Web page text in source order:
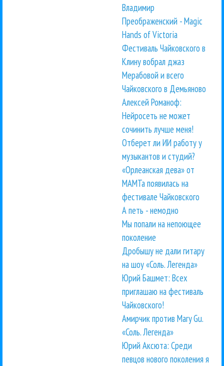
Владимир
Преображенский - Magic
Hands of Victoria
Фестиваль Чайковского в
Клину вобрал джаз
Мерабовой и всего
Чайковского в Демьяново
Алексей Романоф:
Нейросеть не может
сочинить лучше меня!
Отберет ли ИИ работу у
музыкантов и студий?
«Орлеанская дева» от
МАМТа появилась на
фестивале Чайковского
А петь - немодно
Мы попали на непоющее
поколение
Дробышу не дали гитару
на шоу «Соль. Легенда»
Юрий Башмет: Всех
приглашаю на фестиваль
Чайковского!
Амирчик против Mary Gu.
«Соль. Легенда»
Юрий Аксюта: Среди
певцов нового поколения я